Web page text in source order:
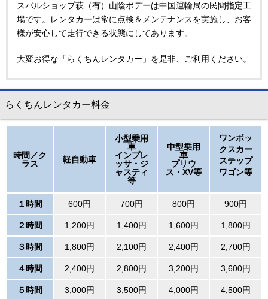
スバルショップ萩（有）山陰ボデーは中国運輸局の民間指定工
場です。レンタカーは常に点検＆メンテナンスを実施し、お客
様が安心して走行できる状態にしてあります。
大変お得な「らくちんレンタカー」を是非、ご利用ください。
らくちんレンタカー料金
時間／ク
ラス
軽自動車
小型乗用
車
インプレ
ッサ・ジ
ャスティ
等
中型乗用
車
プリウ
ス・XV等
ワンボッ
クスカー
ステップ
ワゴン等
１時間 600円 700円 800円 900円
２時間 1,200円 1,400円 1,600円 1,800円
３時間 1,800円 2,100円 2,400円 2,700円
４時間 2,400円 2,800円 3,200円 3,600円
５時間 3,000円 3,500円 4,000円 4,500円